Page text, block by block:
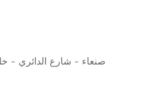
صنعاء - شارع الدائري -